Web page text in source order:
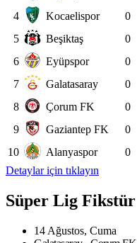
4
Kocaelispor 0
5
Beşiktaş 0
6
Eyüpspor 0
7
Galatasaray 0
8
Çorum FK 0
9
Gaziantep FK 0
10
Alanyaspor 0
Detaylar için tıklayın
Süper Lig Fikstür
14 Ağustos, Cuma